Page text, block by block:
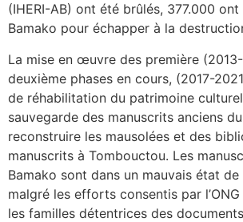
(IHERI-AB) ont été brûlés, 377.000
Bamako pour échapper à la
La mise en œuvre des première
deuxième phases en cours, (2017-
de réhabilitation du patrimoine
sauvegarde des manuscrits anciens
reconstruire les mausolées et des
manuscrits à Tombouctou. Les
Bamako sont dans un mauvais état
malgré les efforts consentis par
les familles détentrices des